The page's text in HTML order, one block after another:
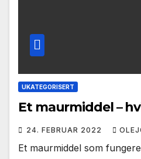
UKATEGORISERT
Et maurmiddel –
24. FEBRUAR 2022
Et maurmiddel som